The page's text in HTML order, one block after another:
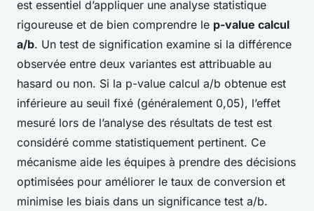
est essentiel d’appliquer une analyse statistique
rigoureuse et de bien comprendre le p-value calcul
a/b. Un test de signification examine si la différence
observée entre deux variantes est attribuable au
hasard ou non. Si la p-value calcul a/b obtenue est
inférieure au seuil fixé (généralement 0,05), l’effet
mesuré lors de l’analyse des résultats de test est
considéré comme statistiquement pertinent. Ce
mécanisme aide les équipes à prendre des décisions
optimisées pour améliorer le taux de conversion et
minimise les biais dans un significance test a/b.